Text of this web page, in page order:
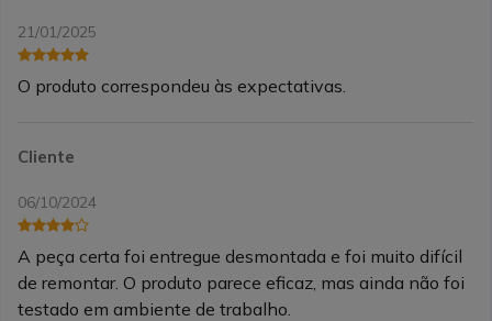
21/01/2025
O produto correspondeu às expectativas.
Cliente
06/10/2024
A peça certa foi entregue desmontada e foi muito difícil
de remontar. O produto parece eficaz, mas ainda não foi
testado em ambiente de trabalho.